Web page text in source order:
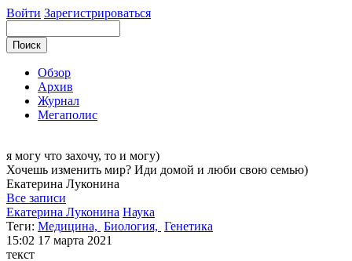
Войти Зарегистрироваться
Обзор
Архив
Журнал
Мегаполис
я могу что захочу, то и могу)
Хочешь изменить мир? Иди домой и люби свою семью)
Екатерина Луконина
Все записи
Екатерина Луконина Наука
Теги: Медицина, Биология, Генетика
15:02 17 марта 2021
текст